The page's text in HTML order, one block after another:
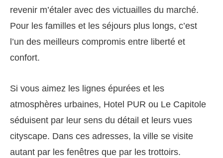
revenir m’étaler avec des victuailles du marché.
Pour les familles et les séjours plus longs, c’est
l’un des meilleurs compromis entre liberté et
confort.
Si vous aimez les lignes épurées et les
atmosphères urbaines, Hotel PUR ou Le Capitole
séduisent par leur sens du détail et leurs vues
cityscape. Dans ces adresses, la ville se visite
autant par les fenêtres que par les trottoirs.